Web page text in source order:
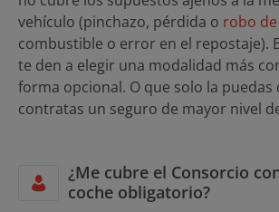
vehículo (pinchazo, pérdida o robo
combustible o error en el repostaje).
te den a elegir una modalidad más
forma opcional. O que solo la
contratas un seguro de mayor nivel
¿Me cubre el Consorcio
coche obligatorio?